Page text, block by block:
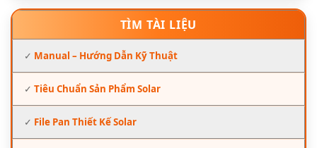
TÌM TÀI LIỆU
✓ Manual – Hướng Dẫn Kỹ Thuật
✓ Tiêu Chuẩn Sản Phẩm Solar
✓ File Pan Thiết Kế Solar